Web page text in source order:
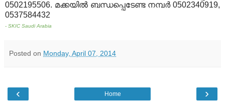
0502195506. മക്കയില്‍ ബന്ധപ്പെടേണ്ട നമ്പര്‍ 0502340919,
0537584432
- SKIC Saudi Arabia
Posted on Monday, April 07, 2014
‹ ›
Home